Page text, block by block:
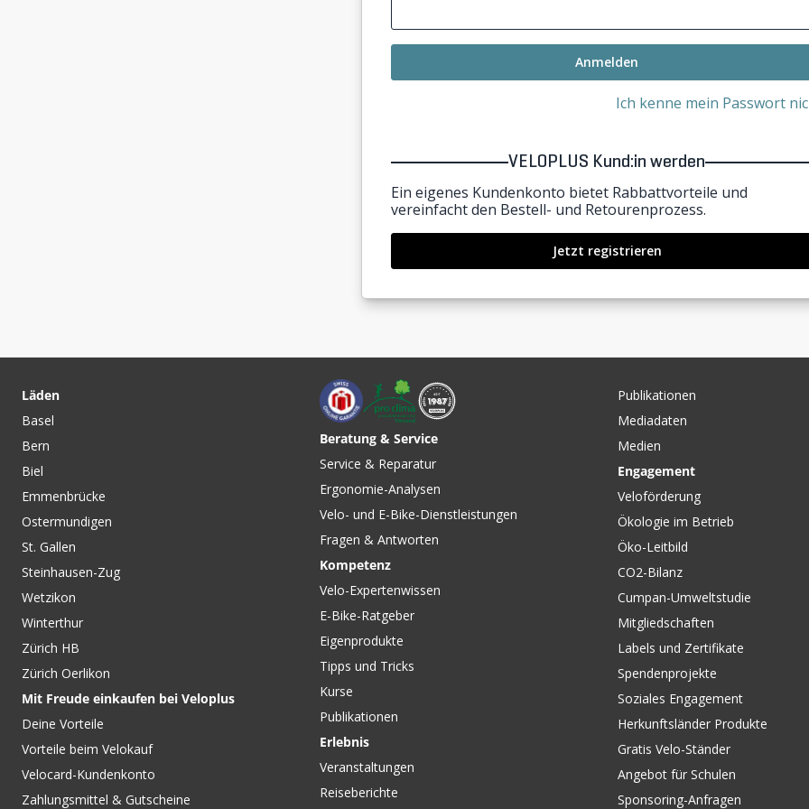
Anmelden
Ich kenne mein Passwort
VELOPLUS Kund:in werden
Ein eigenes Kundenkonto bietet Rabbattvorteile und
vereinfacht den Bestell- und Retourenprozess.
Jetzt registrieren
Läden
Basel
Bern
Biel
Emmenbrücke
Ostermundigen
St. Gallen
Steinhausen-Zug
Wetzikon
Winterthur
Zürich HB
Zürich Oerlikon
Mit Freude einkaufen bei Veloplus
Deine Vorteile
Vorteile beim Velokauf
Velocard-Kundenkonto
Zahlungsmittel & Gutscheine
Beratung & Service
Service & Reparatur
Ergonomie-Analysen
Velo- und E-Bike-Dienstleistungen
Fragen & Antworten
Kompetenz
Velo-Expertenwissen
E-Bike-Ratgeber
Eigenprodukte
Tipps und Tricks
Kurse
Publikationen
Erlebnis
Veranstaltungen
Reiseberichte
Publikationen
Mediadaten
Medien
Engagement
Veloförderung
Ökologie im Betrieb
Öko-Leitbild
CO2-Bilanz
Cumpan-Umweltstudie
Mitgliedschaften
Labels und Zertifikate
Spendenprojekte
Soziales Engagement
Herkunftsländer Produkte
Gratis Velo-Ständer
Angebot für Schulen
Sponsoring-Anfragen